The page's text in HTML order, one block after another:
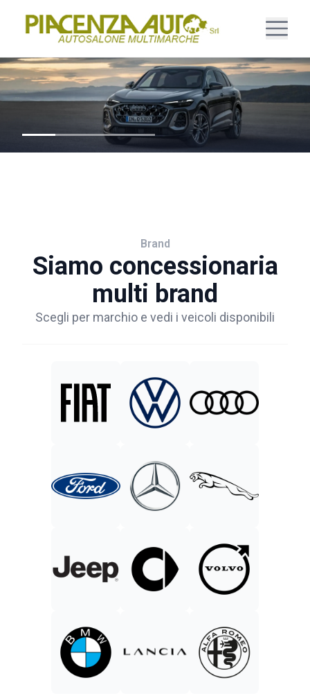
Brand
Siamo concessionaria
multi brand
Scegli per marchio e vedi i veicoli disponibili